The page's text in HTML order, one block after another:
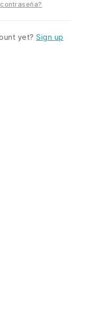
yet? Sign up